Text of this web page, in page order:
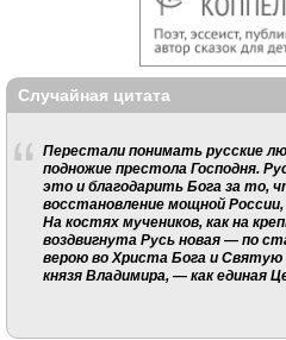
Случайная цитата
Перестали понимать русские
подножие престола Господня.
это и благодарить Бога за то,
восстановление мощной
На костях мучеников, как на
воздвигнута Русь новая — по
верою во Христа Бога и
князя Владимира, — как единая